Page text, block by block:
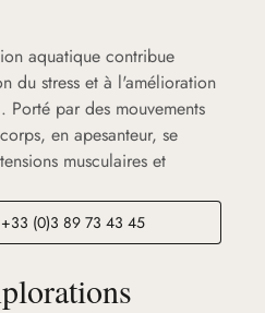
aquatique contribue
du stress et à l'amélioration
par des mouvements
en apesanteur, se
musculaires et
(0)3 89 73 43 45